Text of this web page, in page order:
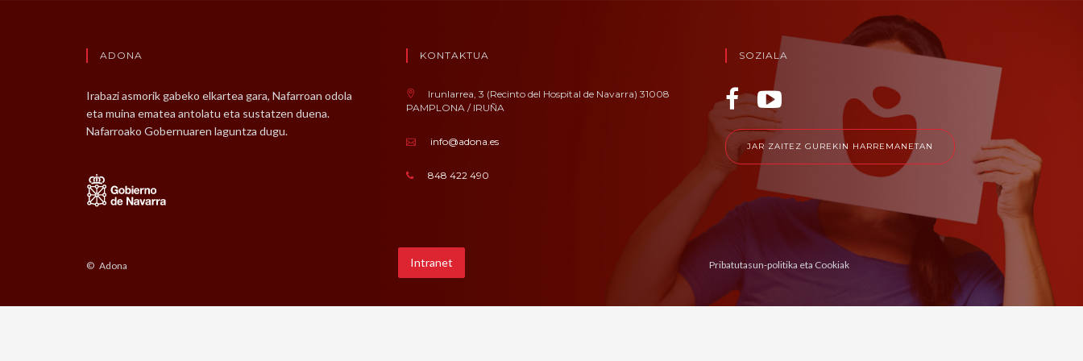
ADONA
Irabazi asmorik gabeko elkartea gara, Nafarroan odola
eta muina ematea antolatu eta sustatzen duena.
Nafarroako Gobernuaren laguntza dugu.
KONTAKTUA
Irunlarrea, 3 (Recinto del Hospital de Navarra) 31008
PAMPLONA / IRUÑA
info@adona.es
848 422 490
SOZIALA
JAR ZAITEZ GUREKIN HARREMANETAN
© Adona Intranet Pribatutasun-politika eta Cookiak